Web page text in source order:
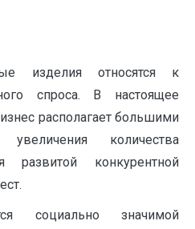
изделия относятся к
спроса. В настоящее
располагает большими
количества
развитой конкурентной
социально значимой